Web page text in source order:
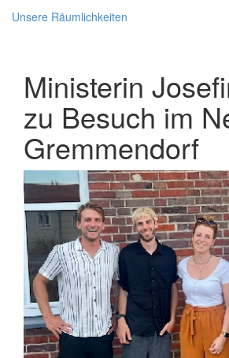
Unsere Räumlichkeiten
Ministerin
zu Besuch im
Gremmendorf